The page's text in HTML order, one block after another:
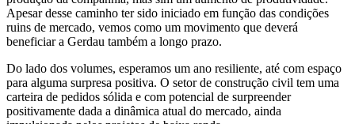
Apesar desse caminho ter sido iniciado em função das condições
ruins de mercado, vemos como um movimento que deverá
beneficiar a Gerdau também a longo prazo.
Do lado dos volumes, esperamos um ano resiliente, até com espaço
para alguma surpresa positiva. O setor de construção civil tem uma
carteira de pedidos sólida e com potencial de surpreender
positivamente dada a dinâmica atual do mercado, ainda